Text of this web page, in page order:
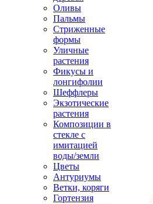
Оливы
Пальмы
Стриженные
формы
Уличные
растения
Фикусы и
лонгифолии
Шеффлеры
Экзотические
растения
Композиции в
стекле с
имитацией
воды/земли
Цветы
Антуриумы
Ветки, коряги
Гортензия